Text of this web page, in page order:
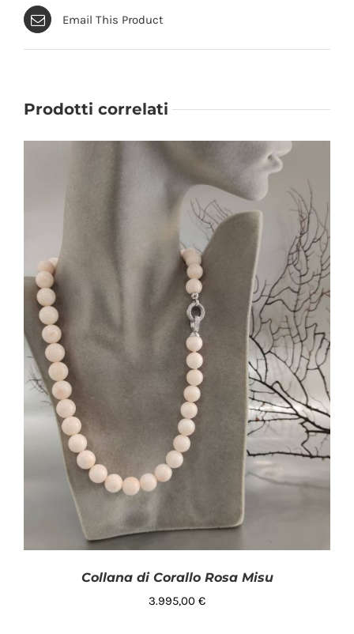
Email This Product
Prodotti correlati
Collana di Corallo Rosa Misu
3.995,00 €